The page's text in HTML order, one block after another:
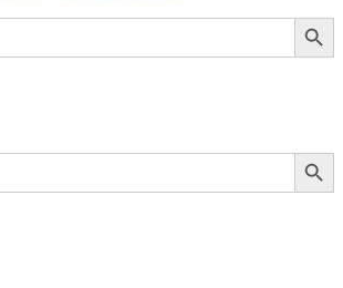
Search Button
Search Button